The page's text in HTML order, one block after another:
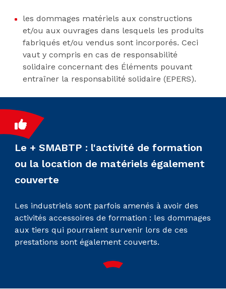
les dommages matériels aux constructions
et/ou aux ouvrages dans lesquels les produits
fabriqués et/ou vendus sont incorporés. Ceci
vaut y compris en cas de responsabilité
solidaire concernant des Éléments pouvant
entraîner la responsabilité solidaire (EPERS).
Le + SMABTP : l'activité de formation
ou la location de matériels également
couverte
Les industriels sont parfois amenés à avoir des
activités accessoires de formation : les dommages
aux tiers qui pourraient survenir lors de ces
prestations sont également couverts.